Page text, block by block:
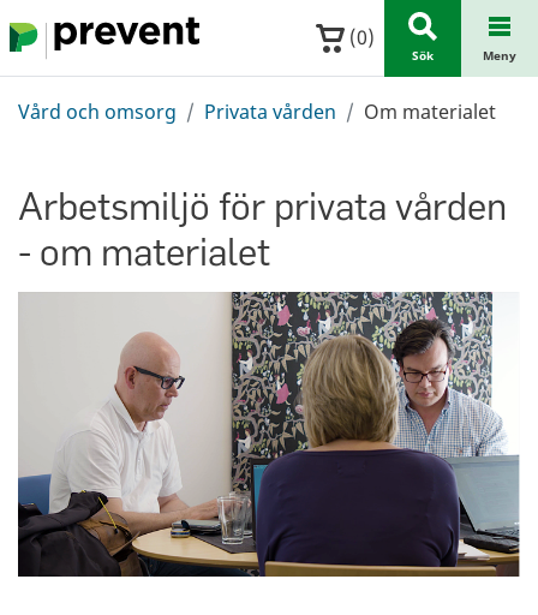
Hoppa till huvudinnehållet (0)
Sök Meny
Vård och omsorg Privata vården Om materialet
Arbetsmiljö för privata vården
- om materialet